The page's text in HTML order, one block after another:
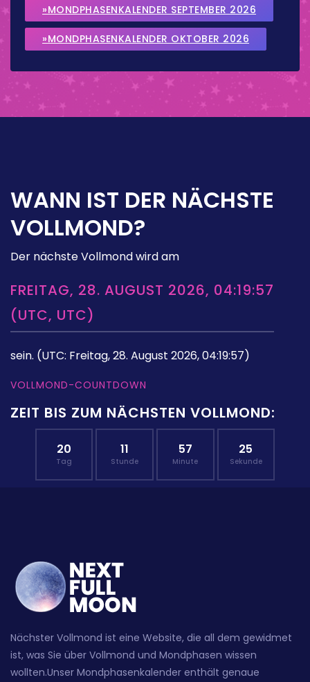
»MONDPHASENKALENDER SEPTEMBER 2026
»MONDPHASENKALENDER OKTOBER 2026
WANN IST DER NÄCHSTE
VOLLMOND?
Der nächste Vollmond wird am
FREITAG, 28. AUGUST 2026, 04:19:57
(UTC, UTC)
sein. (UTC: Freitag, 28. August 2026, 04:19:57)
VOLLMOND-COUNTDOWN
ZEIT BIS ZUM NÄCHSTEN VOLLMOND:
20
Tag
11
Stunde
57
Minute
24
Sekunde
Nächster Vollmond ist eine Website, die all dem gewidmet
ist, was Sie über Vollmond und Mondphasen wissen
wollten.Unser Mondphasenkalender enthält genaue